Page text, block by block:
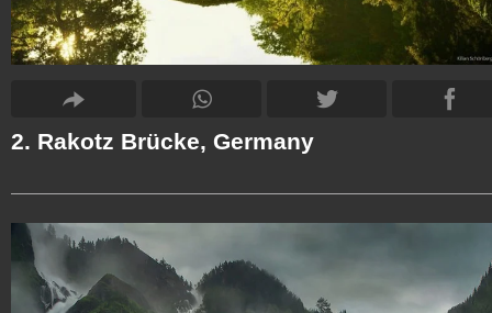
2. Rakotz Brücke, Germany